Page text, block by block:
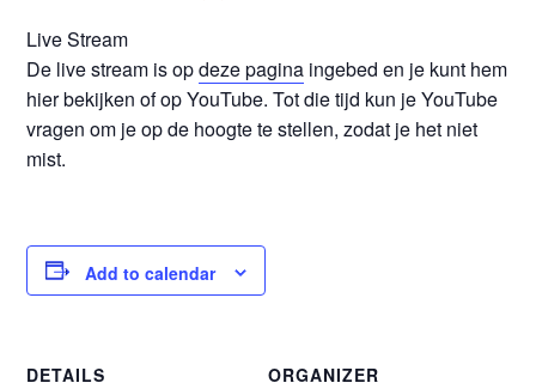
Live Stream
De live stream is opdeze pagina ingebed en je kunt hem
hier bekijken of op YouTube. Tot die tijd kun je YouTube
vragen om je op de hoogte te stellen, zodat je het niet
mist.
Add to calendar
DETAILS
ORGANIZER